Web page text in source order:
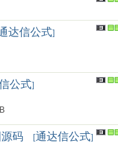
达信公式]
公式]
码 [通达信公式]